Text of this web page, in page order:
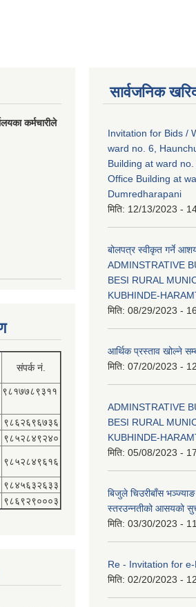
कर्मचारीले
संपर्क नं.
९८१७७८९३११
९८६२६९६७३६
९८५२८४९२४०
९८५२८४९६१६
९८४५६३२६३३
९८६९२९०००३
सार्वजनिक
Invitation for Bids /
ward no. 6,
Building at ward
Office Building at
Dumredharapani
मिति: 12/13/2023 -
बोलपत्र स्वीकृत गर्ने
ADMINSTRATIVE
BESI RURAL
KUBHINDE-
मिति: 08/29/2023 -
आर्थिक प्रस्ताव खोल्ने
मिति: 07/20/2023 -
ADMINSTRATIVE
BESI RURAL
KUBHINDE-
मिति: 05/08/2023 -
बिजुले चिउरीबाँस
स्तरउन्नतीको आसयको
मिति: 03/30/2023 -
Re - Invitation for
मिति: 02/20/2023 -